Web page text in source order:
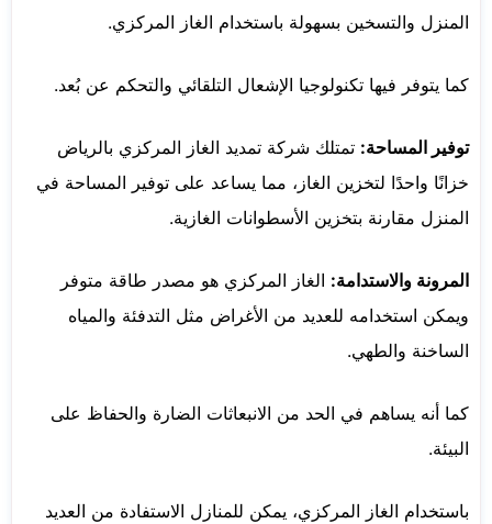
المنزل والتسخين بسهولة باستخدام الغاز المركزي.
كما يتوفر فيها تكنولوجيا الإشعال التلقائي والتحكم عن بُعد.
توفير المساحة: تمتلك شركة تمديد الغاز المركزي بالرياض
خزانًا واحدًا لتخزين الغاز، مما يساعد على توفير المساحة في
المنزل مقارنة بتخزين الأسطوانات الغازية.
المرونة والاستدامة: الغاز المركزي هو مصدر طاقة متوفر
ويمكن استخدامه للعديد من الأغراض مثل التدفئة والمياه
الساخنة والطهي.
كما أنه يساهم في الحد من الانبعاثات الضارة والحفاظ على
البيئة.
باستخدام الغاز المركزي، يمكن للمنازل الاستفادة من العديد